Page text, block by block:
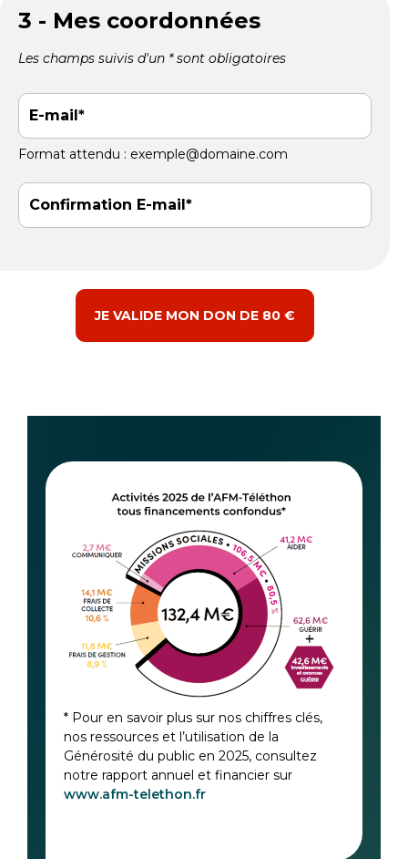
3 - Mes coordonnées
Les champs suivis d'un * sont obligatoires
E-mail
Format attendu : exemple@domaine.com
Confirmation E-mail
JE VALIDE MON DON DE 80 €
* Pour en savoir plus sur nos chiffres clés,
nos ressources et l’utilisation de la
Générosité du public en 2025, consultez
notre rapport annuel et financier sur
www.afm-telethon.fr